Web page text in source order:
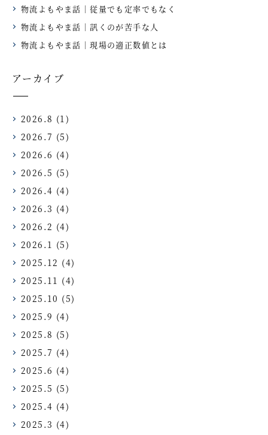
物流よもやま話｜従量でも定率でもなく
物流よもやま話｜訊くのが苦手な人
物流よもやま話｜現場の適正数値とは
アーカイブ
2026.8 (1)
2026.7 (5)
2026.6 (4)
2026.5 (5)
2026.4 (4)
2026.3 (4)
2026.2 (4)
2026.1 (5)
2025.12 (4)
2025.11 (4)
2025.10 (5)
2025.9 (4)
2025.8 (5)
2025.7 (4)
2025.6 (4)
2025.5 (5)
2025.4 (4)
2025.3 (4)